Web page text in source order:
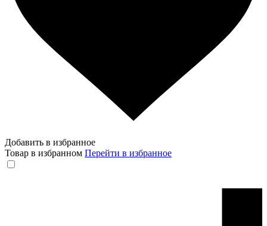
Добавить в избранное
Товар в избранном Перейти в избранное